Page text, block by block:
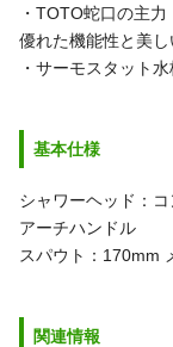
・TOTO蛇口の主力
優れた機能性と美
・サーモスタット
基本仕様
シャワーヘッド：
アーチハンドル
スパウト：170mm
関連情報